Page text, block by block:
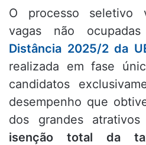
O processo seletivo
vagas não
Distância 2025/2 da
realizada em fase
candidatos
desempenho que
dos grandes
isenção total da